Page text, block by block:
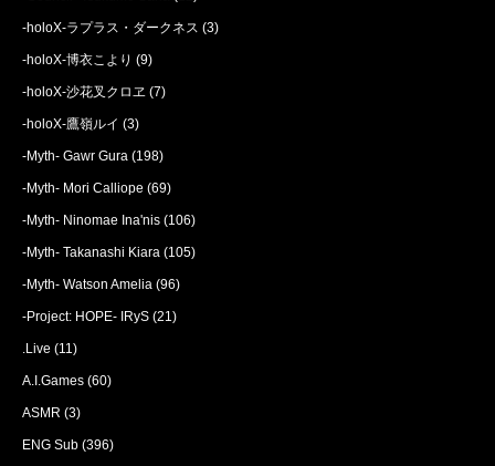
-holoX-ラプラス・ダークネス (3)
-holoX-博衣こより (9)
-holoX-沙花叉クロヱ (7)
-holoX-鷹嶺ルイ (3)
-Myth- Gawr Gura (198)
-Myth- Mori Calliope (69)
-Myth- Ninomae Ina'nis (106)
-Myth- Takanashi Kiara (105)
-Myth- Watson Amelia (96)
-Project: HOPE- IRyS (21)
.Live (11)
A.I.Games (60)
ASMR (3)
ENG Sub (396)